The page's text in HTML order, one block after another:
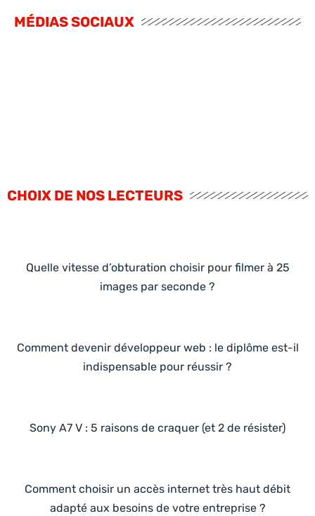
MÉDIAS SOCIAUX
CHOIX DE NOS LECTEURS
Quelle vitesse d’obturation choisir pour filmer à 25
images par seconde ?
Comment devenir développeur web : le diplôme est-il
indispensable pour réussir ?
Sony A7 V : 5 raisons de craquer (et 2 de résister)
Comment choisir un accès internet très haut débit
adapté aux besoins de votre entreprise ?